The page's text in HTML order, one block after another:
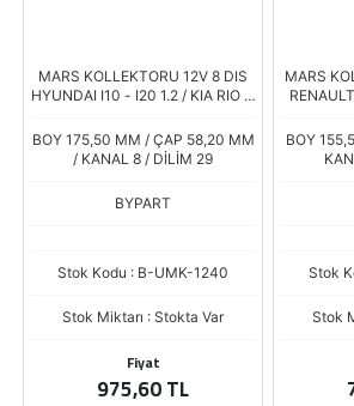
MARS KOLLEKTORU 12V 8 DIS
HYUNDAI I10 - I20 1.2 / KIA RIO III
BOY 175,50 MM / ÇAP 58,20 MM
/ KANAL 8 / DİLİM 29
BYPART
Stok Kodu : B-UMK-1240
Stok Miktarı : Stokta Var
Fiyat
975,60 TL
MARS
BOY
Stok
Stok